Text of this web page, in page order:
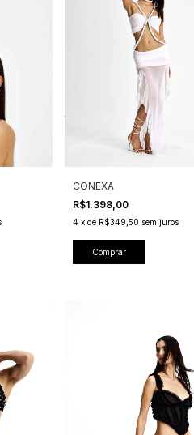
CONEXA
R$1.398,00
4 x de R$349,50 sem juros
Comprar